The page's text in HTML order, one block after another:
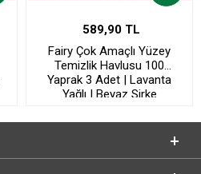
589,90 TL
Fairy Çok Amaçlı Yüzey
Temizlik Havlusu 100
Yaprak 3 Adet | Lavanta
Yağlı | Beyaz Sirke